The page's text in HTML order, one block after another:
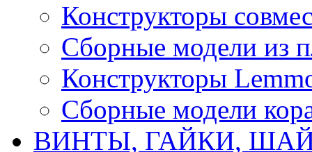
Конструкторы
Сборные модели из
Конструкторы
Сборные модели
ВИНТЫ, ГАЙКИ,